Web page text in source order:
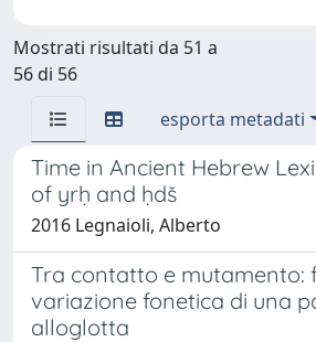
Mostrati risultati da 51 a
56 di 56
esporta metadati
Time in Ancient Hebrew
of yrḥ and ḥdš
2016 Legnaioli, Alberto
Tra contatto e mutamento:
variazione fonetica di una
alloglotta